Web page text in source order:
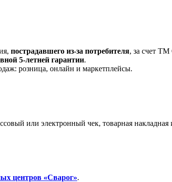
пострадавшего из-за потребителя, за счет ТМ
5-летней гарантии.
розница, онлайн и маркетплейсы.
или электронный чек, товарная накладная
центров «Сварог».